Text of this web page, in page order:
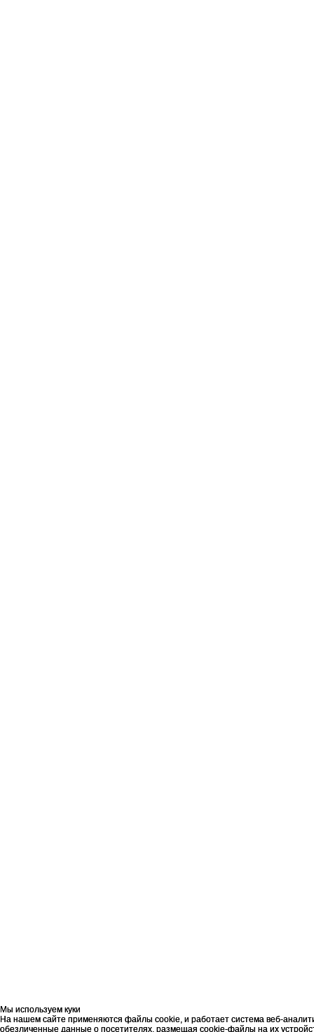
Мы используем куки
На нашем сайте применяются файлы cookie, и работает система веб-
обезличенные данные о посетителях, размещая cookie-файлы на их
Мы используем куки
На нашем сайте применяются файлы cookie, и работает система веб-
обезличенные данные о посетителях, размещая cookie-файлы на их